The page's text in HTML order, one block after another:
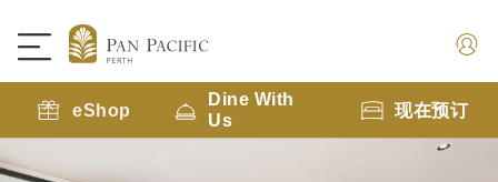
eShop
Dine With
Us
现在预订